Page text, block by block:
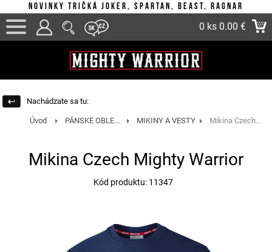
Novinky tričká Joker, Spartan, Beast, Ragnar
0 ks 0.00 €
Nachádzate sa tu:
Úvod PÁNSKE OBLE... MIKINY A VESTY Mikina Czech...
Mikina Czech Mighty Warrior
Kód produktu: 11347